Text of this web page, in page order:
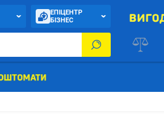
ЕПІЦЕНТР
БІЗНЕС